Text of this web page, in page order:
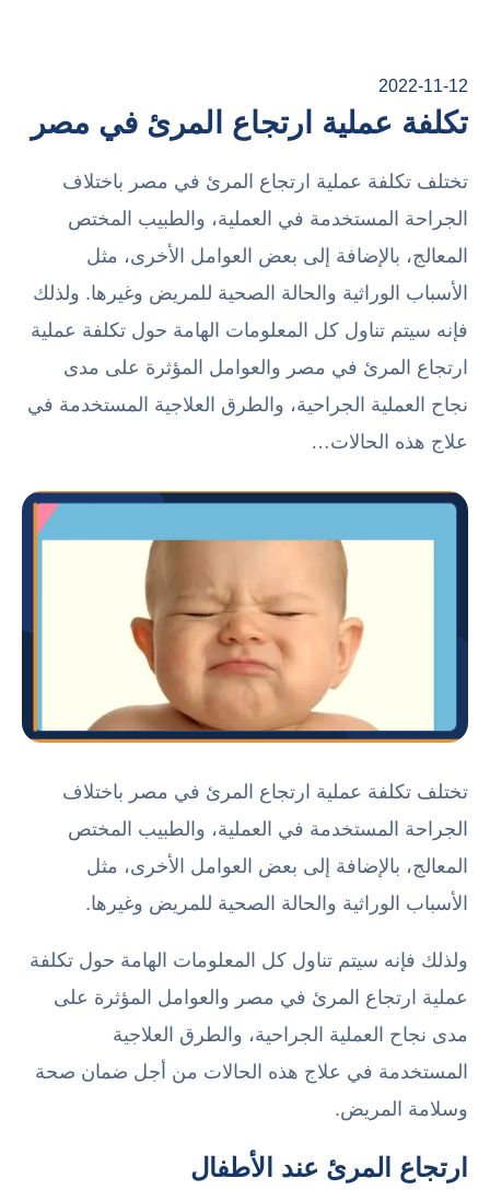
2022-11-12
تكلفة عملية ارتجاع المرئ في مصر
تختلف تكلفة عملية ارتجاع المرئ في مصر باختلاف
الجراحة المستخدمة في العملية، والطبيب المختص
المعالج، بالإضافة إلى بعض العوامل الأخرى، مثل
الأسباب الوراثية والحالة الصحية للمريض وغيرها. ولذلك
فإنه سيتم تناول كل المعلومات الهامة حول تكلفة عملية
ارتجاع المرئ في مصر والعوامل المؤثرة على مدى
نجاح العملية الجراحية، والطرق العلاجية المستخدمة في
علاج هذه الحالات…
تختلف تكلفة عملية ارتجاع المرئ في مصر باختلاف
الجراحة المستخدمة في العملية، والطبيب المختص
المعالج، بالإضافة إلى بعض العوامل الأخرى، مثل
الأسباب الوراثية والحالة الصحية للمريض وغيرها.
ولذلك فإنه سيتم تناول كل المعلومات الهامة حول تكلفة
عملية ارتجاع المرئ في مصر والعوامل المؤثرة على
مدى نجاح العملية الجراحية، والطرق العلاجية
المستخدمة في علاج هذه الحالات من أجل ضمان صحة
وسلامة المريض.
ارتجاع المرئ عند الأطفال